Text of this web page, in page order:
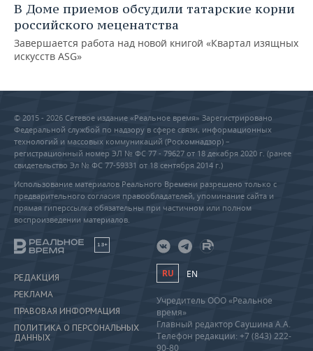
В Доме приемов обсудили татарские корни
российского меценатства
Завершается работа над новой книгой «Квартал изящных
искусств ASG»
© 2015 - 2026 Сетевое издание «Реальное время» Зарегистрировано
Федеральной службой по надзору в сфере связи, информационных
технологий и массовых коммуникаций (Роскомнадзор) –
регистрационный номер ЭЛ № ФС 77 - 79627 от 18 декабря 2020 г. (ранее
свидетельство Эл № ФС 77-59331 от 18 сентября 2014 г.)
Использование материалов Реального Времени разрешено только с
предварительного согласия правообладателей, упоминание сайта и
прямая гиперссылка обязательны при частичном или полном
воспроизведении материалов.
18+
РЕДАКЦИЯ
РЕКЛАМА
ПРАВОВАЯ ИНФОРМАЦИЯ
ПОЛИТИКА О ПЕРСОНАЛЬНЫХ
ДАННЫХ
RU EN
Учредитель ООО «Реальное
время»
Главный редактор Саушина А.А.
Телефон редакции: +7 (843) 222-
90-80